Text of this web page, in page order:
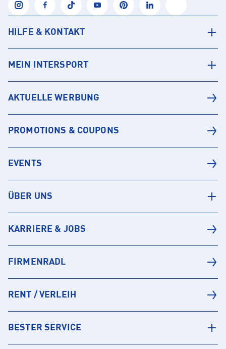
HILFE & KONTAKT
MEIN INTERSPORT
AKTUELLE WERBUNG
PROMOTIONS & COUPONS
EVENTS
ÜBER UNS
KARRIERE & JOBS
FIRMENRADL
RENT / VERLEIH
BESTER SERVICE